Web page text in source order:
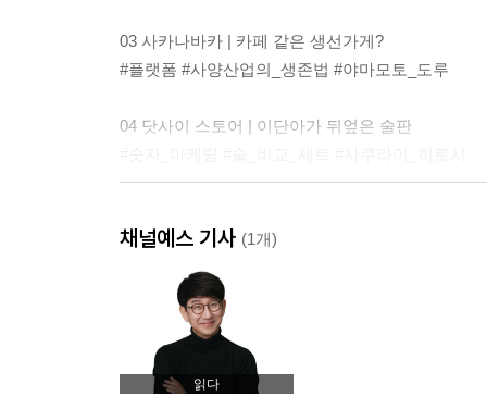
03 사카나바카 | 카페 같은 생선가게?
#플랫폼 #사양산업의_생존법 #야마모토_도루
04 닷사이 스토어 | 이단아가 뒤엎은 술판
#발상의_전환 #다다메시_식권 #고바야시_세카이
06 쇼분수 | 300년의 새로움
#빌트_투_라스트 #향수병_같은_식초병 #다카하
07 프레세 시부야 델리 마켓 | 식재료를 팔지 않는
채널예스 기사 (1개)
읽다